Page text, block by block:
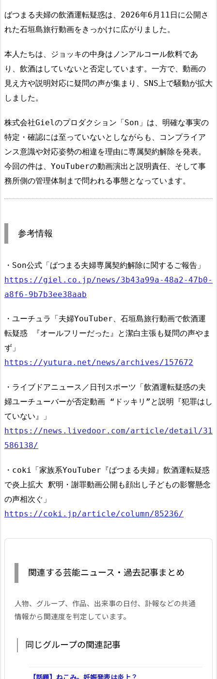
ばつまる夫婦の飲酒運転疑惑は、2026年6月11日に公開さ
れた石垣島旅行動画をきっかけに広がりました。
本人たちは、ジョッキの中身はノンアルコール飲料であ
り、飲酒はしていないと否定しています。一方で、動画の
見え方や説明対応に疑問の声が集まり、SNS上で騒動が拡大
しました。
株式会社Gielのプロダクション「Son」は、明確な事実の
特定・確認には至っていないとしながらも、コンプライア
ンス意識や対応姿勢の相違を理由に専属契約解除を発表。
今回の件は、YouTuberの動画演出と説明責任、そして事
務所側の管理体制まで問われる事態となっています。
参考情報
・Son公式「ばつまる夫婦専属契約解除に関するご報告」
https://giel.co.jp/news/3b43a99a-48a2-47b0-
a8f6-9b7b3ee38aab
・ユーチュラ「夫婦YouTuber、石垣島旅行動画で飲酒運
転疑惑 『オールフリーだった』と潔白主張も疑問の声やま
ず」
https://yutura.net/news/archives/157672
・ライブドアニュース／日刊スポーツ「飲酒運転疑惑の夫
婦ユーチューバーが否定動画 “ドッキリ”と説明『犯罪はし
ていない』」
https://news.livedoor.com/article/detail/31
586138/
・coki「家族系YouTuber『ばつまる夫婦』飲酒運転疑惑
で炎上拡大 釈明・謝罪動画公開も顔出し子どもの影響懸念
の声相次ぐ」
https://coki.jp/article/column/85236/
関連する芸能ニュース・過去記事まとめ
人物、グループ、作品、出来事の日付、訃報などの共通
情報から関連度を判定しています。
同じグループの関連記事